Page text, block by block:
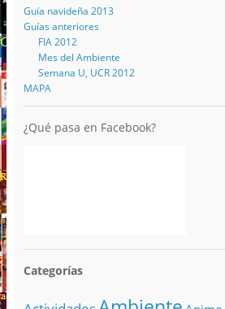
Guía navideña 2013
Guías anteriores
FIA 2012
Mes del Ambiente
Semana U, UCR 2012
MAPA
¿Qué pasa en Facebook?
Categorías